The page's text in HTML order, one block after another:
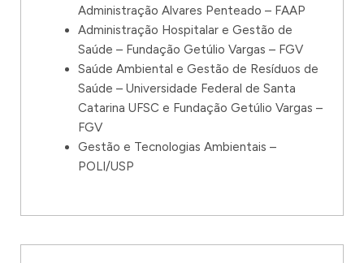
Administração Alvares Penteado – FAAP
Administração Hospitalar e Gestão de
Saúde – Fundação Getúlio Vargas – FGV
Saúde Ambiental e Gestão de Resíduos de
Saúde – Universidade Federal de Santa
Catarina UFSC e Fundação Getúlio Vargas –
FGV
Gestão e Tecnologias Ambientais –
POLI/USP